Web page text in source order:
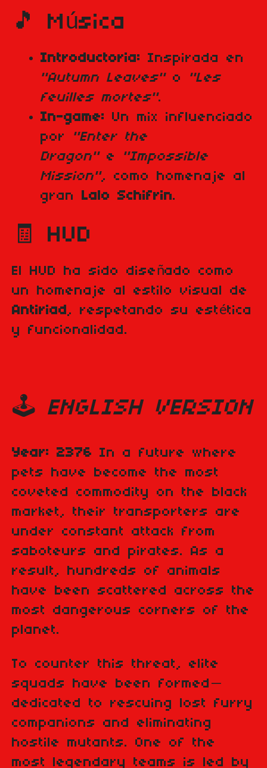
🎵 Música
Introductoria: Inspirada en
"Autumn Leaves"o "Les
feuilles mortes".
In-game: Un mix influenciado
por "Enter the
Dragon"e "Impossible
Mission", como homenaje al
gran Lalo Schifrin.
🧾 HUD
El HUD ha sido diseñado como
un homenaje al estilo visual de
Antiriad, respetando su estética
y funcionalidad.
🕹️ ENGLISH VERSION
Year: 2376 In a future where
pets have become the most
coveted commodity on the black
market, their transporters are
under constant attack from
saboteurs and pirates. As a
result, hundreds of animals
have been scattered across the
most dangerous corners of the
planet.
To counter this threat, elite
squads have been formed—
dedicated to rescuing lost furry
companions and eliminating
hostile mutants. One of the
most legendary teams is led by